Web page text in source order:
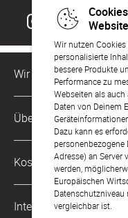
Wir nutzen
personalisierte
bessere Produkte
Performance zu
Webseiten als
Daten von Deinem
Dazu kann es
personenbezogene
Adresse) an Server
werden,
Europäischen
vergleichbar ist.
Wir sind für Dich da
Kundenservice-
0221 956 725 10
Mo. - Fr. von 9 bis 17
Über Uns
Philosophie
Karriere
Impressum
Kostenlose Services
Musterkarten
International